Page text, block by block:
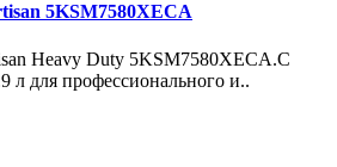
5KSM7580XECA
Heavy Duty 5KSM7580XECA.С
л для профессионального и..